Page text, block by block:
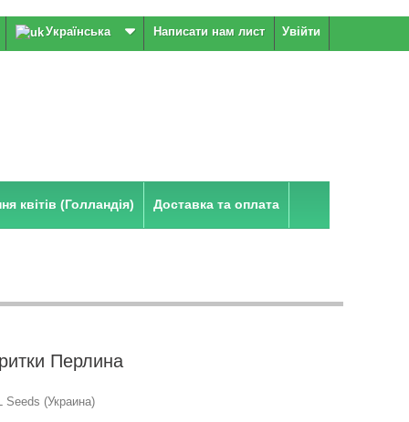
Увійти
Написати нам лист
Українська
квітів (Голландія) Доставка та оплата
Перлина
(Украина)